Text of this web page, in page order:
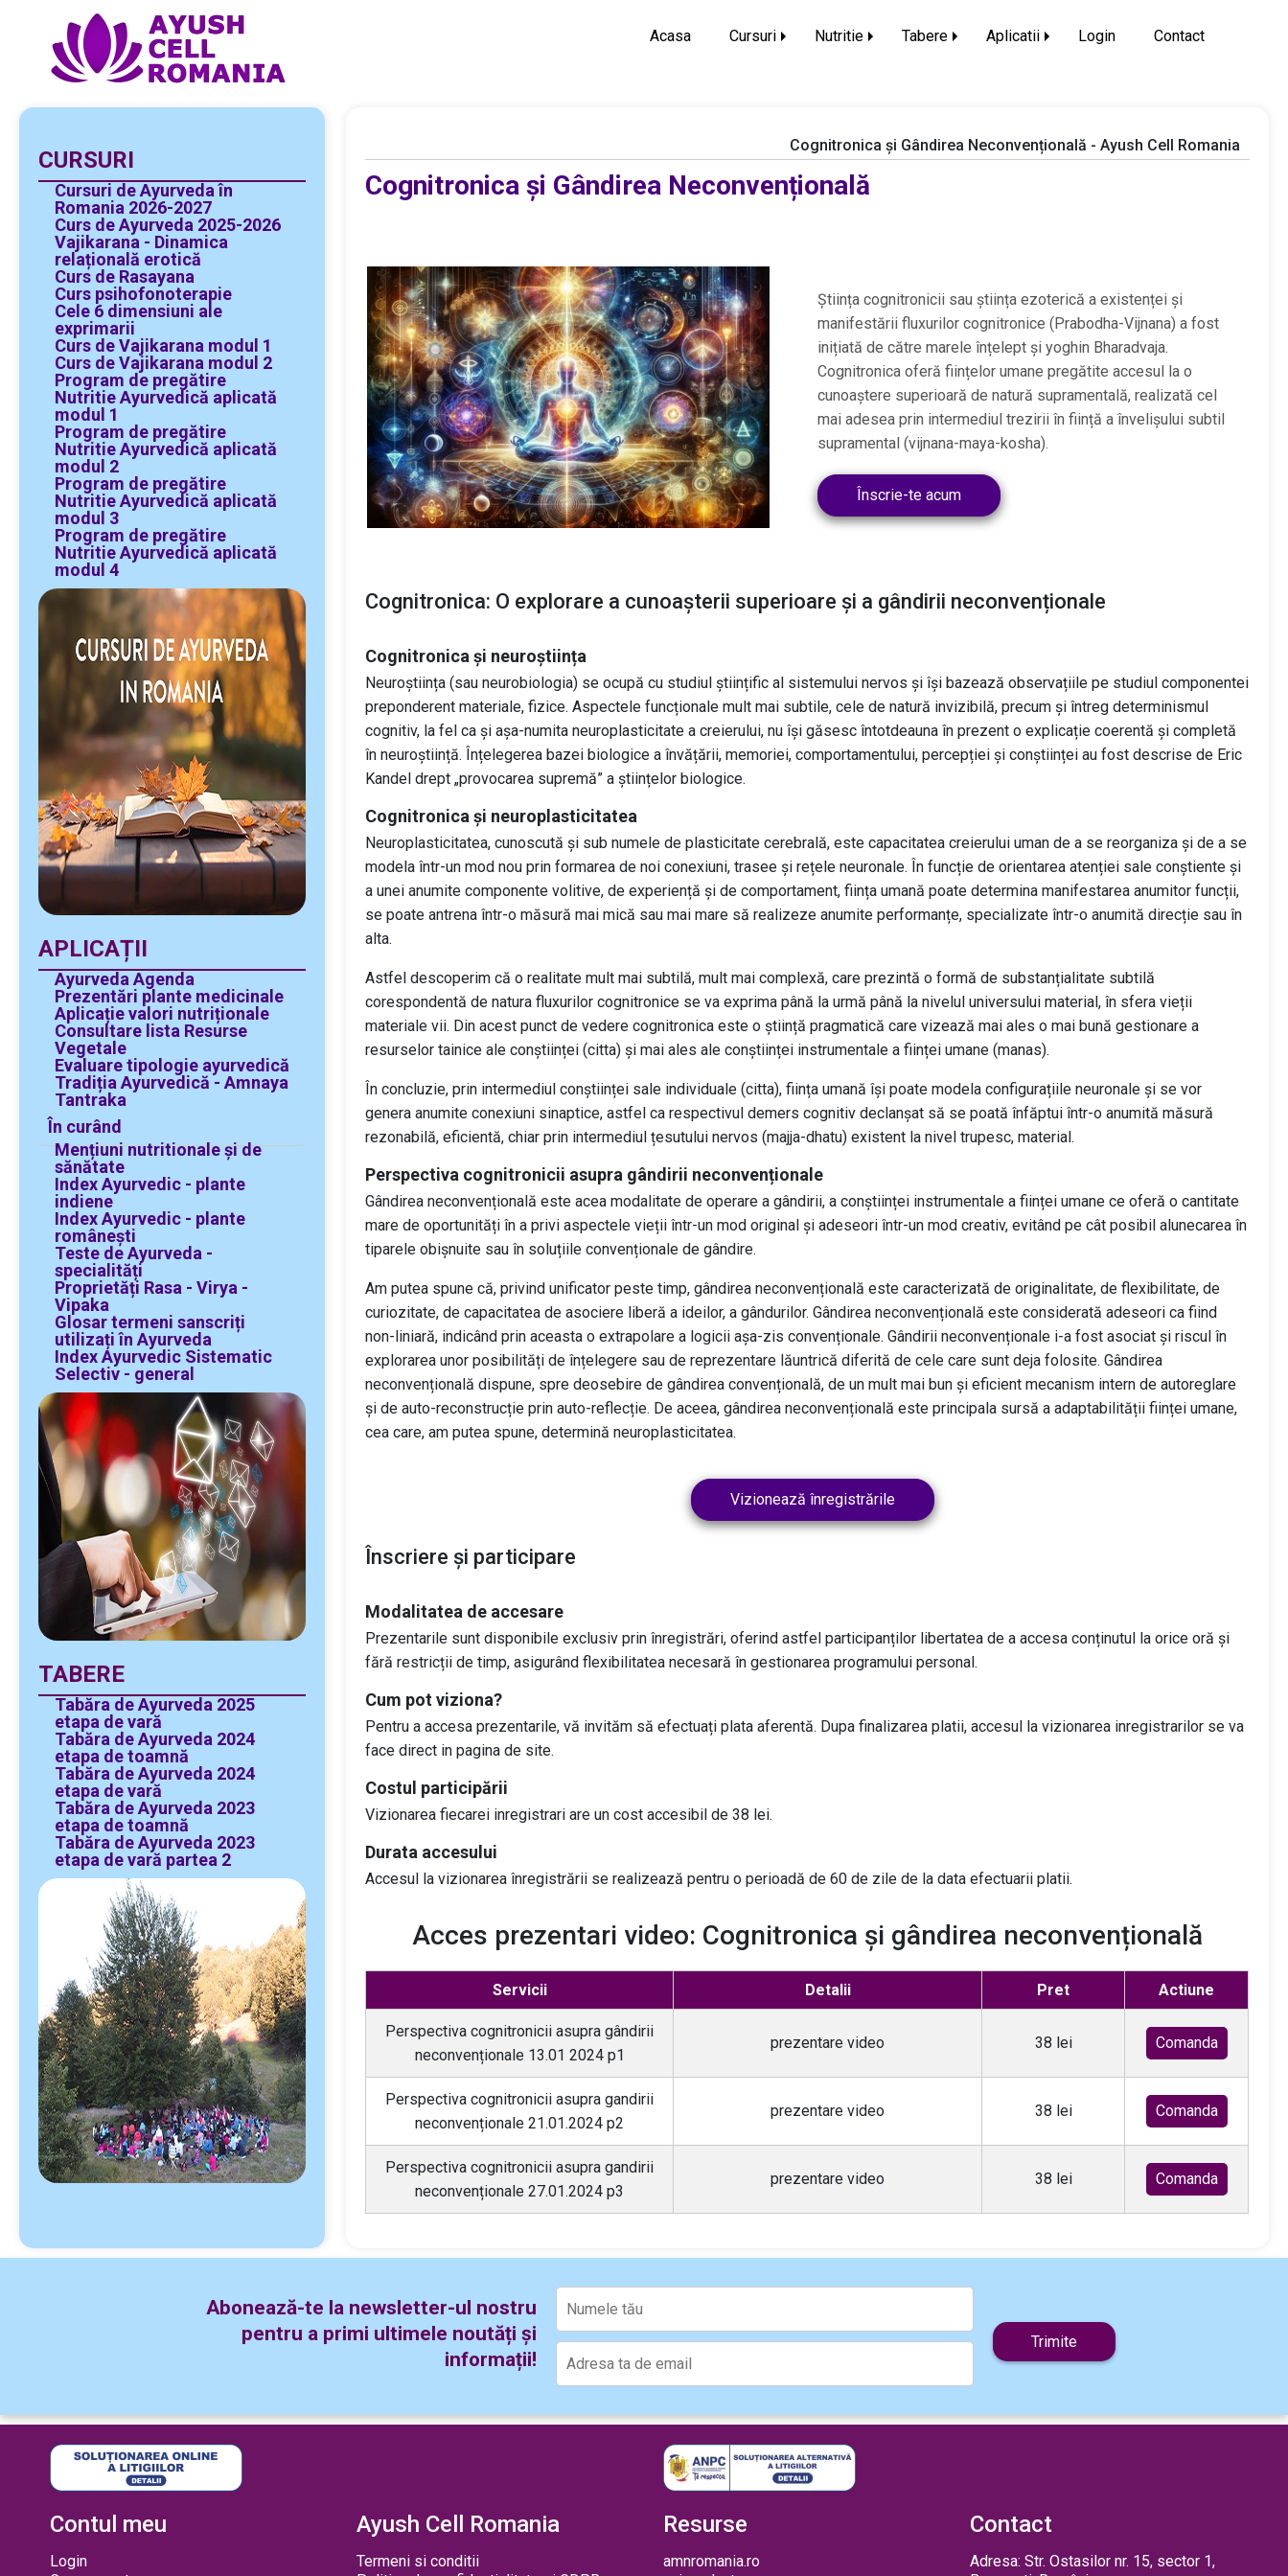
Acasa Cursuri Nutritie Tabere Aplicatii Login Contact
CURSURI
Cursuri de Ayurveda în
Romania 2026-2027
Curs de Ayurveda 2025-2026
Vajikarana - Dinamica
relațională erotică
Curs de Rasayana
Curs psihofonoterapie
Cele 6 dimensiuni ale
exprimarii
Curs de Vajikarana modul 1
Curs de Vajikarana modul 2
Program de pregătire
Nutritie Ayurvedică aplicată
modul 1
Program de pregătire
Nutritie Ayurvedică aplicată
modul 2
Program de pregătire
Nutritie Ayurvedică aplicată
modul 3
Program de pregătire
Nutritie Ayurvedică aplicată
modul 4
APLICAȚII
Ayurveda Agenda
Prezentări plante medicinale
Aplicație valori nutriționale
Consultare lista Resurse
Vegetale
Evaluare tipologie ayurvedică
Tradiția Ayurvedică - Amnaya
Tantraka
În curând
Mențiuni nutritionale și de
sănătate
Index Ayurvedic - plante
indiene
Index Ayurvedic - plante
românești
Teste de Ayurveda -
specialități
Proprietăți Rasa - Virya -
Vipaka
Glosar termeni sanscriți
utilizați în Ayurveda
Index Ayurvedic Sistematic
Selectiv - general
TABERE
Tabăra de Ayurveda 2025
etapa de vară
Tabăra de Ayurveda 2024
etapa de toamnă
Tabăra de Ayurveda 2024
etapa de vară
Tabăra de Ayurveda 2023
etapa de toamnă
Tabăra de Ayurveda 2023
etapa de vară partea 2
Cognitronica și Gândirea Neconvențională - Ayush Cell Romania
Cognitronica și Gândirea Neconvențională
Știința cognitronicii sau știința ezoterică a existenței și
manifestării fluxurilor cognitronice (Prabodha-Vijnana) a fost
inițiată de către marele înțelept și yoghin Bharadvaja.
Cognitronica oferă ființelor umane pregătite accesul la o
cunoaștere superioară de natură supramentală, realizată cel
mai adesea prin intermediul trezirii în ființă a învelișului subtil
supramental (vijnana-maya-kosha).
Înscrie-te acum
Cognitronica: O explorare a cunoașterii superioare și a gândirii neconvenționale
Cognitronica și neuroștiința
Neuroștiința (sau neurobiologia) se ocupă cu studiul științific al sistemului nervos și își bazează observațiile pe studiul componentei
preponderent materiale, fizice. Aspectele funcționale mult mai subtile, cele de natură invizibilă, precum și întreg determinismul
cognitiv, la fel ca și așa-numita neuroplasticitate a creierului, nu își găsesc întotdeauna în prezent o explicație coerentă și completă
în neuroștiință. Înțelegerea bazei biologice a învățării, memoriei, comportamentului, percepției și conștiinței au fost descrise de Eric
Kandel drept „provocarea supremă” a științelor biologice.
Cognitronica și neuroplasticitatea
Neuroplasticitatea, cunoscută și sub numele de plasticitate cerebrală, este capacitatea creierului uman de a se reorganiza și de a se
modela într-un mod nou prin formarea de noi conexiuni, trasee și rețele neuronale. În funcție de orientarea atenției sale conștiente și
a unei anumite componente volitive, de experiență și de comportament, ființa umană poate determina manifestarea anumitor funcții,
se poate antrena într-o măsură mai mică sau mai mare să realizeze anumite performanțe, specializate într-o anumită direcție sau în
alta.
Astfel descoperim că o realitate mult mai subtilă, mult mai complexă, care prezintă o formă de substanțialitate subtilă
corespondentă de natura fluxurilor cognitronice se va exprima până la urmă până la nivelul universului material, în sfera vieții
materiale vii. Din acest punct de vedere cognitronica este o știință pragmatică care vizează mai ales o mai bună gestionare a
resurselor tainice ale conștiinței (citta) și mai ales ale conștiinței instrumentale a ființei umane (manas).
În concluzie, prin intermediul conștiinței sale individuale (citta), ființa umană își poate modela configurațiile neuronale și se vor
genera anumite conexiuni sinaptice, astfel ca respectivul demers cognitiv declanșat să se poată înfăptui într-o anumită măsură
rezonabilă, eficientă, chiar prin intermediul țesutului nervos (majja-dhatu) existent la nivel trupesc, material.
Perspectiva cognitronicii asupra gândirii neconvenționale
Gândirea neconvențională este acea modalitate de operare a gândirii, a conștiinței instrumentale a ființei umane ce oferă o cantitate
mare de oportunități în a privi aspectele vieții într-un mod original și adeseori într-un mod creativ, evitând pe cât posibil alunecarea în
tiparele obișnuite sau în soluțiile convenționale de gândire.
Am putea spune că, privind unificator peste timp, gândirea neconvențională este caracterizată de originalitate, de flexibilitate, de
curiozitate, de capacitatea de asociere liberă a ideilor, a gândurilor. Gândirea neconvențională este considerată adeseori ca fiind
non-liniară, indicând prin aceasta o extrapolare a logicii așa-zis convenționale. Gândirii neconvenționale i-a fost asociat și riscul în
explorarea unor posibilități de înțelegere sau de reprezentare lăuntrică diferită de cele care sunt deja folosite. Gândirea
neconvențională dispune, spre deosebire de gândirea convențională, de un mult mai bun și eficient mecanism intern de autoreglare
și de auto-reconstrucție prin auto-reflecție. De aceea, gândirea neconvențională este principala sursă a adaptabilității ființei umane,
cea care, am putea spune, determină neuroplasticitatea.
Vizionează înregistrările
Înscriere și participare
Modalitatea de accesare
Prezentarile sunt disponibile exclusiv prin înregistrări, oferind astfel participanților libertatea de a accesa conținutul la orice oră și
fără restricții de timp, asigurând flexibilitatea necesară în gestionarea programului personal.
Cum pot viziona?
Pentru a accesa prezentarile, vă invităm să efectuați plata aferentă. Dupa finalizarea platii, accesul la vizionarea inregistrarilor se va
face direct in pagina de site.
Costul participării
Vizionarea fiecarei inregistrari are un cost accesibil de 38 lei.
Durata accesului
Accesul la vizionarea înregistrării se realizează pentru o perioadă de 60 de zile de la data efectuarii platii.
Acces prezentari video: Cognitronica și gândirea neconvențională
Servicii Detalii Pret Actiune
Perspectiva cognitronicii asupra gândirii
neconvenționale 13.01 2024 p1
prezentare video 38 lei Comanda
Perspectiva cognitronicii asupra gandirii
neconvenționale 21.01.2024 p2
prezentare video 38 lei Comanda
Perspectiva cognitronicii asupra gandirii
neconvenționale 27.01.2024 p3
prezentare video 38 lei Comanda
Abonează-te la newsletter-ul nostru
pentru a primi ultimele noutăți și
informații!
Trimite
Contul meu
Login
Ayush Cell Romania
Termeni si conditii
Resurse
amnromania.ro
Contact
Adresa: Str. Ostasilor nr. 15, sector 1,